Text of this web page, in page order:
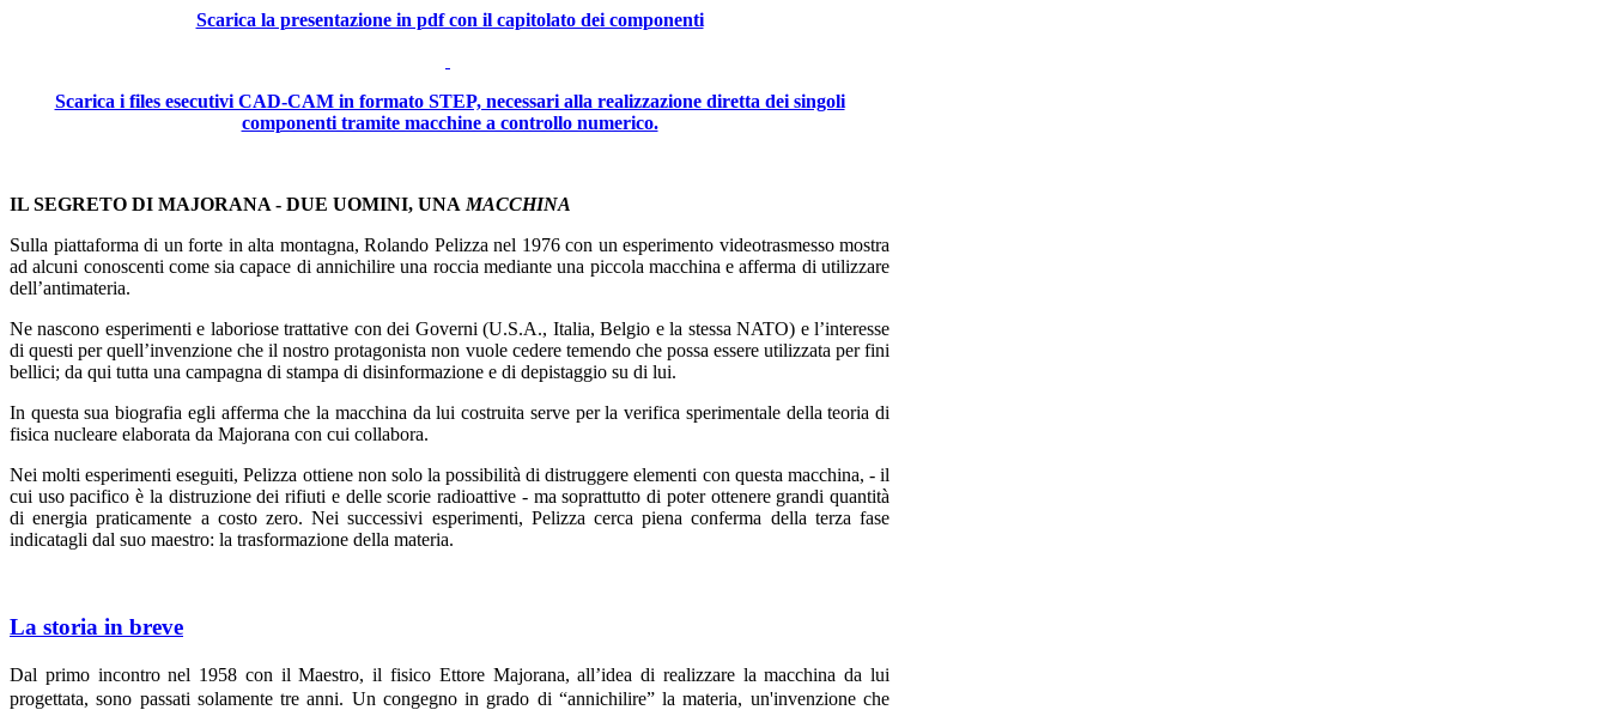
Scarica la presentazione in pdf con il capitolato dei componenti
Scarica i files esecutivi CAD-CAM in formato STEP, necessari alla realizzazione diretta dei singoli
componenti tramite macchine a controllo numerico.
IL SEGRETO DI MAJORANA - DUE UOMINI, UNA MACCHINA
Sulla piattaforma di un forte in alta montagna, Rolando Pelizza nel 1976 con un esperimento videotrasmesso mostra
ad alcuni conoscenti come sia capace di annichilire una roccia mediante una piccola macchina e afferma di utilizzare
dell’antimateria.
Ne nascono esperimenti e laboriose trattative con dei Governi (U.S.A., Italia, Belgio e la stessa NATO) e l’interesse
di questi per quell’invenzione che il nostro protagonista non vuole cedere temendo che possa essere utilizzata per fini
bellici; da qui tutta una campagna di stampa di disinformazione e di depistaggio su di lui.
In questa sua biografia egli afferma che la macchina da lui costruita serve per la verifica sperimentale della teoria di
fisica nucleare elaborata da Majorana con cui collabora.
Nei molti esperimenti eseguiti, Pelizza ottiene non solo la possibilità di distruggere elementi con questa macchina, - il
cui uso pacifico è la distruzione dei rifiuti e delle scorie radioattive - ma soprattutto di poter ottenere grandi quantità
di energia praticamente a costo zero. Nei successivi esperimenti, Pelizza cerca piena conferma della terza fase
indicatagli dal suo maestro: la trasformazione della materia.
La storia in breve
Dal primo incontro nel 1958 con il Maestro, il fisico Ettore Majorana, all’idea di realizzare la macchina da lui
progettata, sono passati solamente tre anni. Un congegno in grado di “annichilire” la materia, un'invenzione che